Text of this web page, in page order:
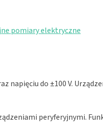
pomiary elektryczne
napięciu do ±100 V.
peryferyjnymi.